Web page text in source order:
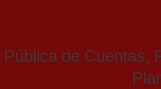
de Cuentas,